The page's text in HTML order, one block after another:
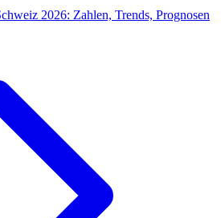
2026: Zahlen, Trends, Prognosen